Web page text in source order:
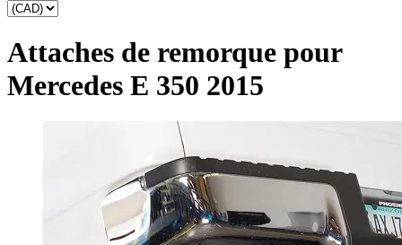
Attaches de remorque pour
Mercedes E 350 2015